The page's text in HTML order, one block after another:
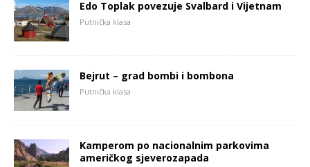
Edo Toplak povezuje Svalbard i Vijetnam
Putnička klasa
Bejrut – grad bombi i bombona
Putnička klasa
Kamperom po nacionalnim parkovima
američkog sjeverozapada